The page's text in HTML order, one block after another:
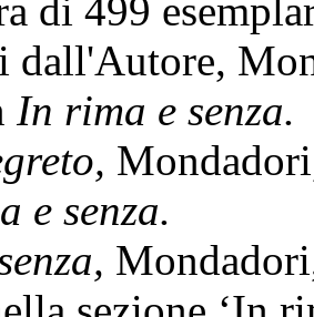
di 499
dall'Autore,
In rima e senza.
e senza.